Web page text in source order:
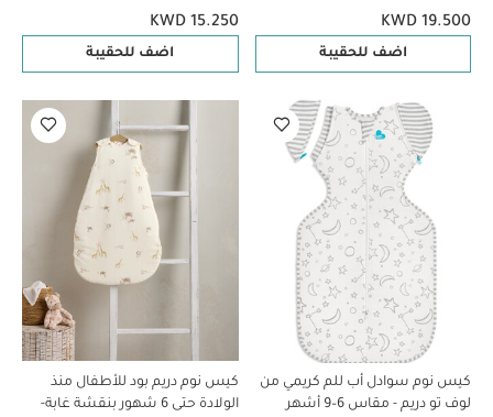
دريم - مقاس 9–12 أشهر
KWD 19.500
اضف للحقيبة
KWD 15.250
اضف للحقيبة
كيس نوم سوادل أب للم كريمي من
لوف تو دريم - مقاس 6–9 أشهر
كيس نوم دريم بود للأطفال منذ
الولادة حتى 6 شهور بنقشة غابة-